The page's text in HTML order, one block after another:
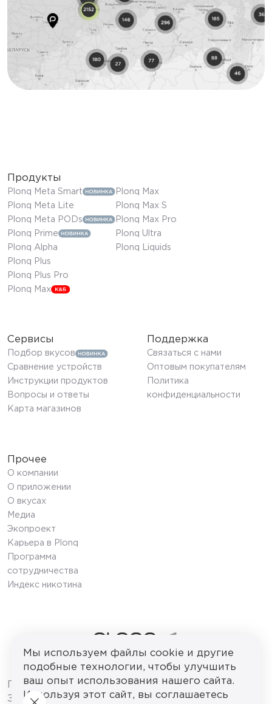
Мы используем файлы cookie и другие
подобные технологии, чтобы улучшить
ваш опыт использования нашего сайта.
Используя этот сайт, вы соглашаетесь
© 2026 ООО «ПЛОНК»
Продукты
Plonq Meta Smart
Plonq Meta Lite
Plonq Meta PODs
Plonq Prime
Plonq Alpha
Plonq Plus
Plonq Plus Pro
Plonq Max
Plonq Max
Plonq Max S
Plonq Max Pro
Plonq Ultra
Plonq Liquids
Сервисы
Подбор вкусов
Сравнение устройств
Инструкции продуктов
Вопросы и ответы
Карта магазинов
Поддержка
Связаться с нами
Оптовым покупателям
Политика
конфиденциальности
Прочее
О компании
О приложении
О вкусах
Медиа
Экопроект
Карьера в Plonq
Программа
сотрудничества
Индекс никотина
ПРОДАЖА НЕСОВЕРШЕННОЛЕТНИМ
ЗАПРЕЩЕНА. Сайт используется